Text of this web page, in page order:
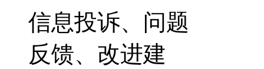
信息投诉、问题
反馈、改进建